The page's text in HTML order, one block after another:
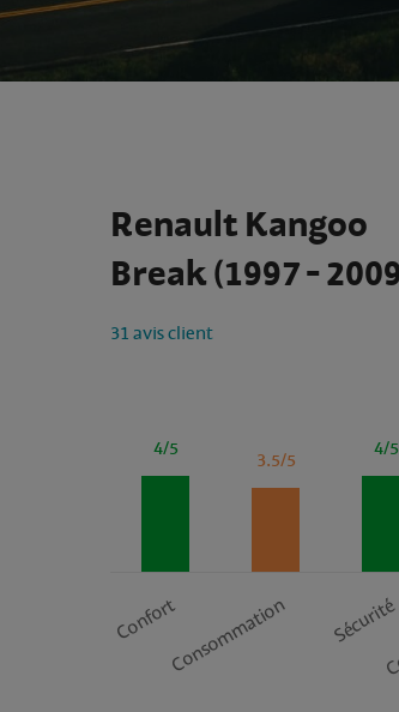
Renault Kangoo
Break (1997 -
31 avis client
4/5
Confort
3.5/5
Consommation
4/5
Sécurité